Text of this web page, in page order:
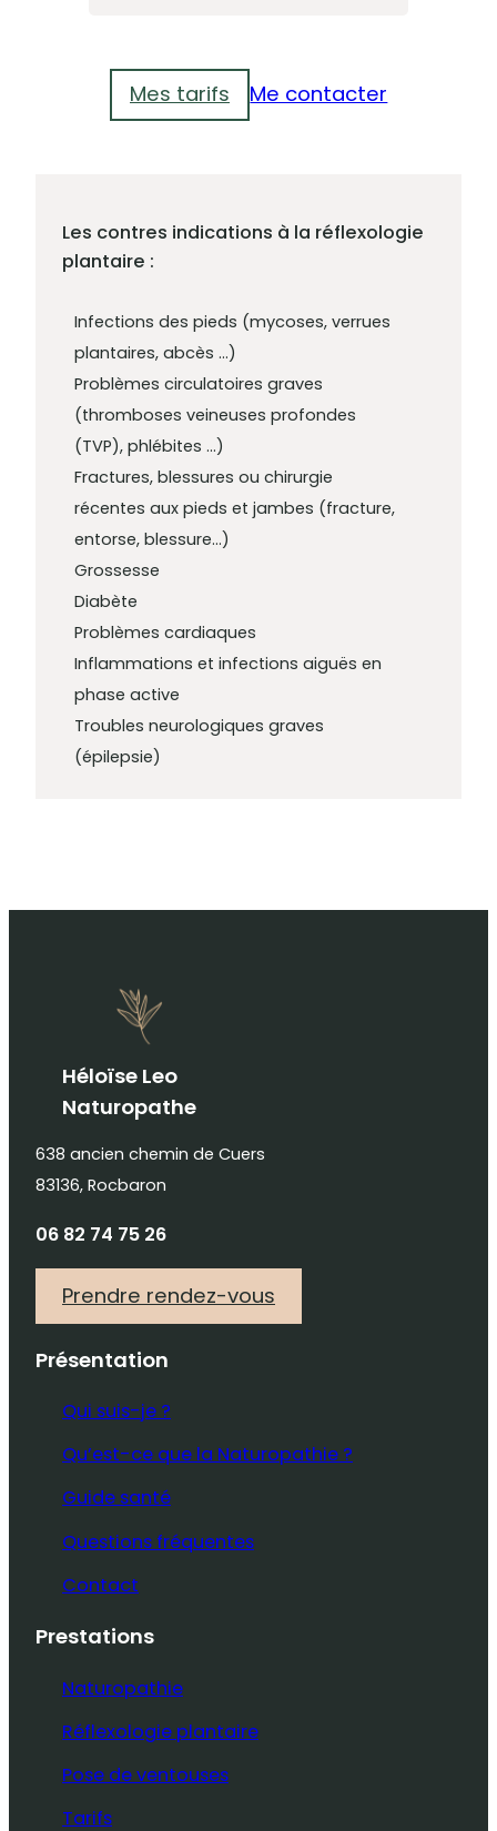
Mes tarifs Me contacter
Les contres indications à la réflexologie
plantaire :
Infections des pieds (mycoses, verrues
plantaires, abcès …)
Problèmes circulatoires graves
(thromboses veineuses profondes
(TVP), phlébites …)
Fractures, blessures ou chirurgie
récentes aux pieds et jambes (fracture,
entorse, blessure…)
Grossesse
Diabète
Problèmes cardiaques
Inflammations et infections aiguës en
phase active
Troubles neurologiques graves
(épilepsie)
Héloïse Leo
Naturopathe
638 ancien chemin de Cuers
83136, Rocbaron
06 82 74 75 26
Prendre rendez-vous
Présentation
Qui suis-je ?
Qu’est-ce que la Naturopathie ?
Guide santé
Questions fréquentes
Contact
Prestations
Naturopathie
Réflexologie plantaire
Pose de ventouses
Tarifs